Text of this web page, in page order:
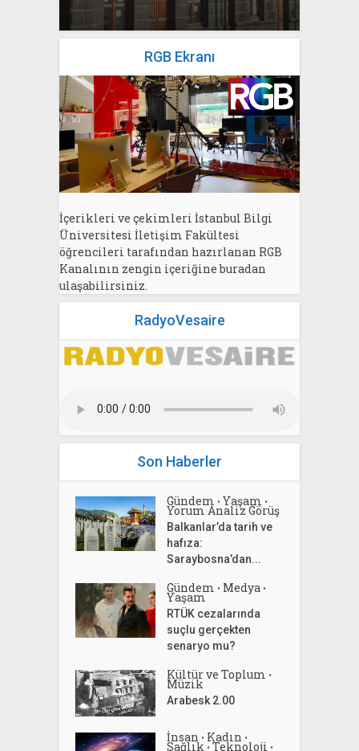
RGB Ekranı
İçerikleri ve çekimleri İstanbul Bilgi
Üniversitesi İletişim Fakültesi
öğrencileri tarafından hazırlanan RGB
Kanalının zengin içeriğine buradan
ulaşabilirsiniz.
RadyoVesaire
Son Haberler
Gündem • Yaşam •
Yorum Analiz Görüş
Balkanlar’da tarih ve
hafıza:
Saraybosna’dan...
Gündem • Medya •
Yaşam
RTÜK cezalarında
suçlu gerçekten
senaryo mu?
Kültür ve Toplum •
Müzik
Arabesk 2.00
İnsan • Kadın •
Sağlık • Teknoloji •